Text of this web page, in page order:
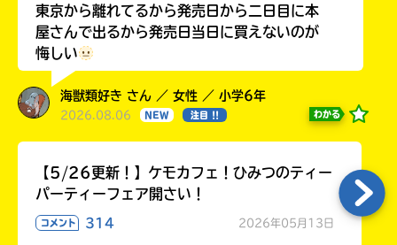
東京から離れてるから発売日から二日目に本
屋さんで出るから発売日当日に買えないのが
悔しい
海獣類好き さん ／ 女性 ／ 小学6年
2026.08.06 NEW 注目 !! わかる
【5/26更新！】ケモカフェ！ひみつのティー
パーティーフェア開さい！
コメント 314 2026年05月13日